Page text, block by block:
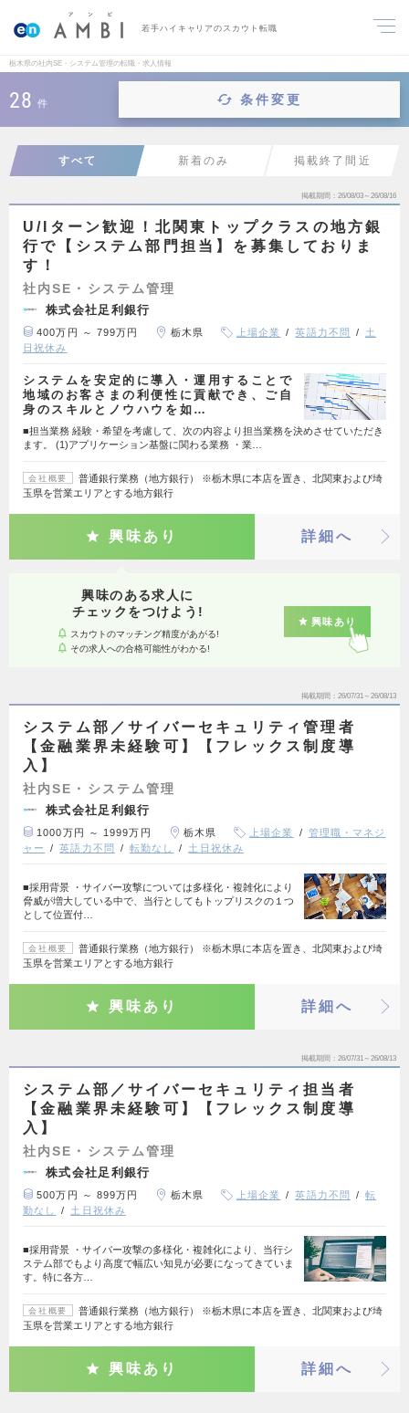
若手ハイキャリアのスカウト転職
栃木県の社内SE・システム管理の転職・求人情報
28 件 条件変更
すべて 新着のみ 掲載終了間近
掲載期間 26/08/03～26/08/16
U/Iターン歓迎！北関東トップクラスの地方銀
行で【システム部門担当】を募集しておりま
す！
社内SE・システム管理
株式会社足利銀行
400万円 ～ 799万円 栃木県 上場企業 英語力不問
土
日祝休み
システムを安定的に導入・運用することで
地域のお客さまの利便性に貢献でき、ご自
身のスキルとノウハウを如…
■担当業務 経験・希望を考慮して、次の内容より担当業務を決めさせていただき
ます。 (1)アプリケーション基盤に関わる業務 ・業…
会社概要
普通銀行業務（地方銀行） ※栃木県に本店を置き、北関東および埼
玉県を営業エリアとする地方銀行
興味あり 詳細へ
興味のある求人に
チェックをつけよう!
スカウトのマッチング精度があがる!
その求人への合格可能性がわかる!
興味あり
掲載期間 26/07/31～26/08/13
システム部／サイバーセキュリティ管理者
【金融業界未経験可】【フレックス制度導
入】
社内SE・システム管理
株式会社足利銀行
1000万円 ～ 1999万円 栃木県 上場企業
管理職・マネジ
ャー
英語力不問 転勤なし 土日祝休み
■採用背景 ・サイバー攻撃については多様化・複雑化により
脅威が増大している中で、当行としてもトップリスクの１つ
として位置付…
会社概要
普通銀行業務（地方銀行） ※栃木県に本店を置き、北関東および埼
玉県を営業エリアとする地方銀行
興味あり 詳細へ
掲載期間 26/07/31～26/08/13
システム部／サイバーセキュリティ担当者
【金融業界未経験可】【フレックス制度導
入】
社内SE・システム管理
株式会社足利銀行
500万円 ～ 899万円 栃木県 上場企業 英語力不問
転
勤なし
土日祝休み
■採用背景 ・サイバー攻撃の多様化・複雑化により、当行シ
ステム部でもより高度で幅広い知見が必要になってきていま
す。特に各方…
会社概要
普通銀行業務（地方銀行） ※栃木県に本店を置き、北関東および埼
玉県を営業エリアとする地方銀行
興味あり 詳細へ